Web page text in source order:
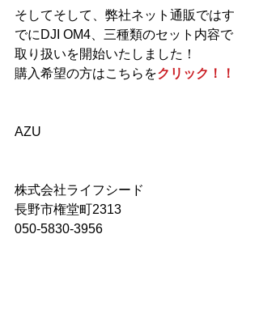
そしてそして、弊社ネット通販ではす
でにDJI OM4、三種類のセット内容で
取り扱いを開始いたしました！
購入希望の方はこちらをクリック！！
AZU
株式会社ライフシード
長野市権堂町2313
050-5830-3956